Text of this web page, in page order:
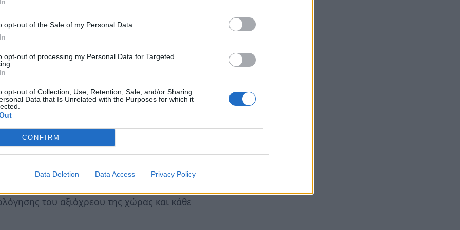
opt-out of the Sale of my Personal Data.
opt-out of processing my Personal Data for Targeted
opt-out of Collection, Use, Retention, Sale, and/or Sharing
Data that Is Unrelated with the Purposes for which it
CONFIRM
Data Deletion Data Access Privacy Policy
για ελλείμματα και χρέη απέχουν
του 2022 υπήρχαν ληξιπρόθεσμες
επιστροφές φόρων 0,7 δισ., κρατικές
μέλλον 1,4 δισ., άγνωστου ύψους
ξέρει πόσα ακόμη απλήρωτα χρέη.
δισ.) μεταξύ κρατικού χρέους και
εκτιμά ότι διαμορφώθηκε στα
χρέος ισούται με το κρατικό χρέος
κυβέρνησης προς τρίτους μείον τα
ανακύπτει ένα κρίσιμο ερώτημα:
το τεράστιο ποσό των 45,3 δισ.
χρέος;Ως γνωστόν, είναι ο δείκτης
από τις αγορές, τους πιστωτές, τα
του αξιόχρεου της χώρας και κάθε